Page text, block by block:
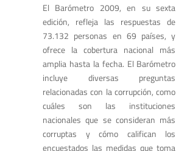
El Barómetro 2009, en su sexta
edición, refleja las respuestas de
73.132 personas en 69 países, y
ofrece la cobertura nacional más
amplia hasta la fecha. El Barómetro
incluye diversas preguntas
relacionadas con la corrupción, como
cuáles son las instituciones
nacionales que se consideran más
corruptas y cómo califican los
encuestados las medidas que toma